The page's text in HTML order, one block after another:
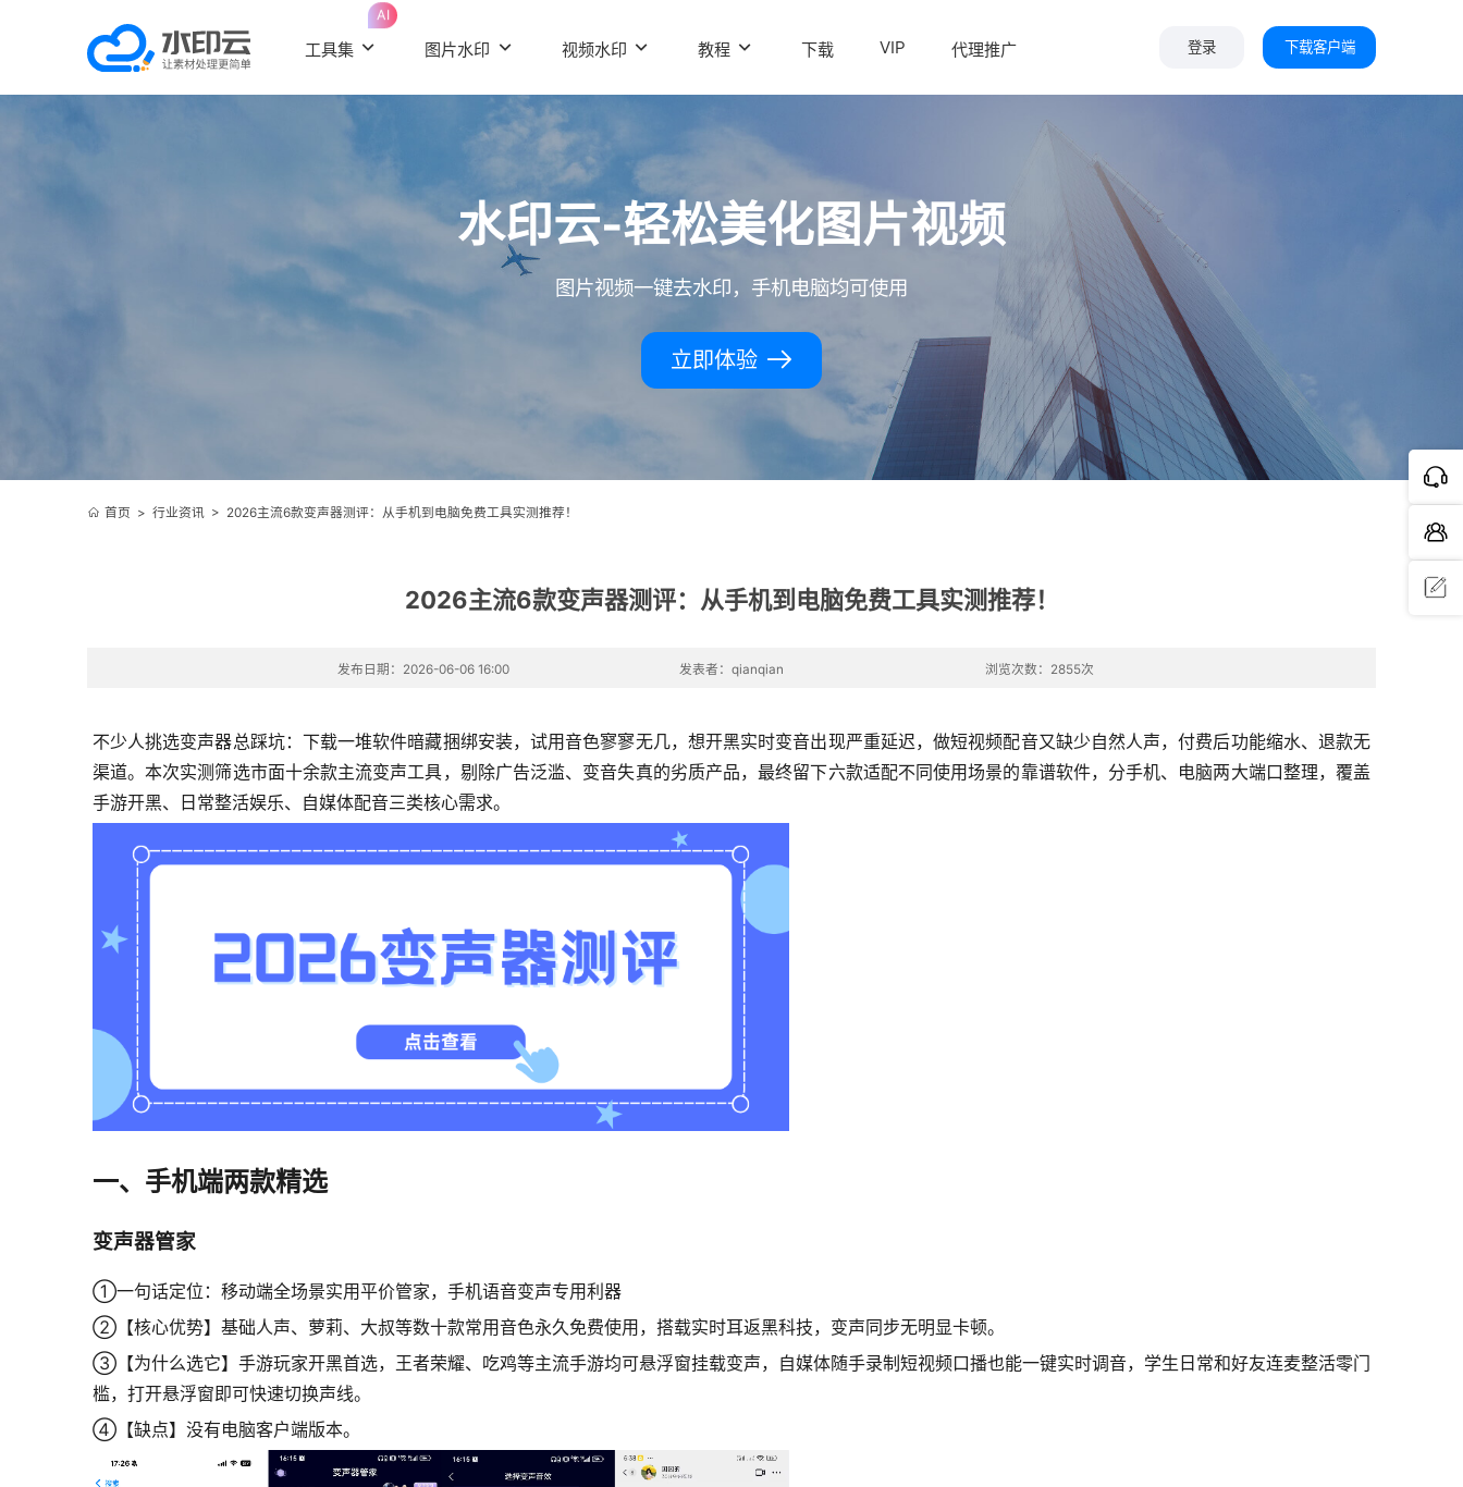
工具集
AI
图片水印 视频水印 教程 下载 VIP 代理推广 登录 下载客户端
水印云-轻松美化图片视频
图片视频一键去水印，手机电脑均可使用
立即体验
首页 > 行业资讯> 2026主流6款变声器测评：从手机到电脑免费工具实测推荐！
2026主流6款变声器测评：从手机到电脑免费工具实测推荐！
发布日期：2026-06-06 16:00 发表者：qianqian 浏览次数：2855次
不少人挑选变声器总踩坑：下载一堆软件暗藏捆绑安装，试用音色寥寥无几，想开黑实时变音出现严重延迟，做短视频配音又缺少自然人声，付费后功能缩水、退款无
渠道。本次实测筛选市面十余款主流变声工具，剔除广告泛滥、变音失真的劣质产品，最终留下六款适配不同使用场景的靠谱软件，分手机、电脑两大端口整理，覆盖
手游开黑、日常整活娱乐、自媒体配音三类核心需求。
一、手机端两款精选
变声器管家
①一句话定位：移动端全场景实用平价管家，手机语音变声专用利器
②【核心优势】基础人声、萝莉、大叔等数十款常用音色永久免费使用，搭载实时耳返黑科技，变声同步无明显卡顿。
③【为什么选它】手游玩家开黑首选，王者荣耀、吃鸡等主流手游均可悬浮窗挂载变声，自媒体随手录制短视频口播也能一键实时调音，学生日常和好友连麦整活零门
槛，打开悬浮窗即可快速切换声线。
④【缺点】没有电脑客户端版本。